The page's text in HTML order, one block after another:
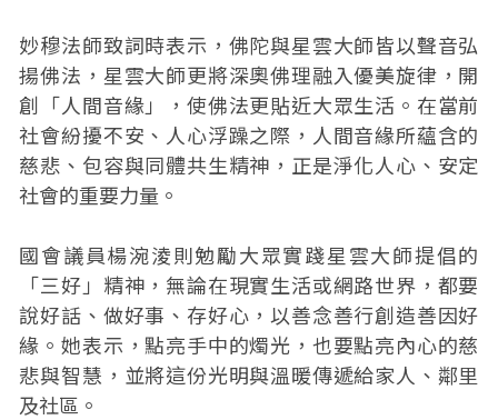
妙穆法師致詞時表示，佛陀與星雲大師皆以聲音弘
揚佛法，星雲大師更將深奧佛理融入優美旋律，開
創「人間音緣」，使佛法更貼近大眾生活。在當前
社會紛擾不安、人心浮躁之際，人間音緣所蘊含的
慈悲、包容與同體共生精神，正是淨化人心、安定
社會的重要力量。
國會議員楊涴淩則勉勵大眾實踐星雲大師提倡的
「三好」精神，無論在現實生活或網路世界，都要
說好話、做好事、存好心，以善念善行創造善因好
緣。她表示，點亮手中的燭光，也要點亮內心的慈
悲與智慧，並將這份光明與溫暖傳遞給家人、鄰里
及社區。